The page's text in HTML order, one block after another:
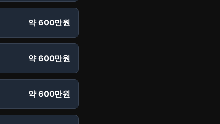
약 600만원
약 600만원
약 600만원